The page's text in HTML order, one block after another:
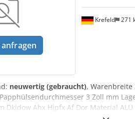
Krefeld 271
neuwertig (gebraucht), Warenbreite
3 Zoll mm
Dkjdow Ahx Hjpfx Af Dor Material